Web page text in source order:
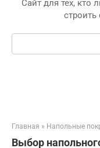
Сайт для тех, кто
Поиск:
Главная » Напольные
Выбор